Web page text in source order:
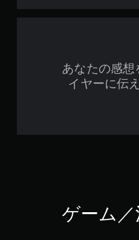
あなたの感想
イヤーに伝
ゲーム